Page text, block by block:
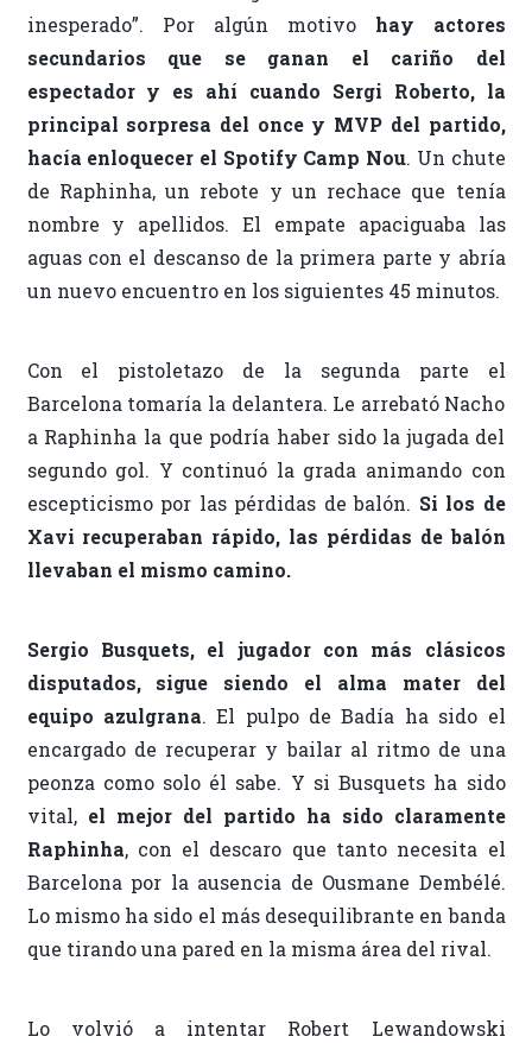
inesperado”. Por algún motivo hay actores
secundarios que se ganan el cariño del
espectador y es ahí cuando Sergi Roberto, la
principal sorpresa del once y MVP del partido,
hacía enloquecer el Spotify Camp Nou. Un chute
de Raphinha, un rebote y un rechace que tenía
nombre y apellidos. El empate apaciguaba las
aguas con el descanso de la primera parte y abría
un nuevo encuentro en los siguientes 45 minutos.
Con el pistoletazo de la segunda parte el
Barcelona tomaría la delantera. Le arrebató Nacho
a Raphinha la que podría haber sido la jugada del
segundo gol. Y continuó la grada animando con
escepticismo por las pérdidas de balón. Si los de
Xavi recuperaban rápido, las pérdidas de balón
llevaban el mismo camino.
Sergio Busquets, el jugador con más clásicos
disputados, sigue siendo el alma mater del
equipo azulgrana. El pulpo de Badía ha sido el
encargado de recuperar y bailar al ritmo de una
peonza como solo él sabe. Y si Busquets ha sido
vital, el mejor del partido ha sido claramente
Raphinha, con el descaro que tanto necesita el
Barcelona por la ausencia de Ousmane Dembélé.
Lo mismo ha sido el más desequilibrante en banda
que tirando una pared en la misma área del rival.
Lo volvió a intentar Robert Lewandowski